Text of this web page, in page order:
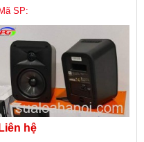
Mã SP:
Liên hệ